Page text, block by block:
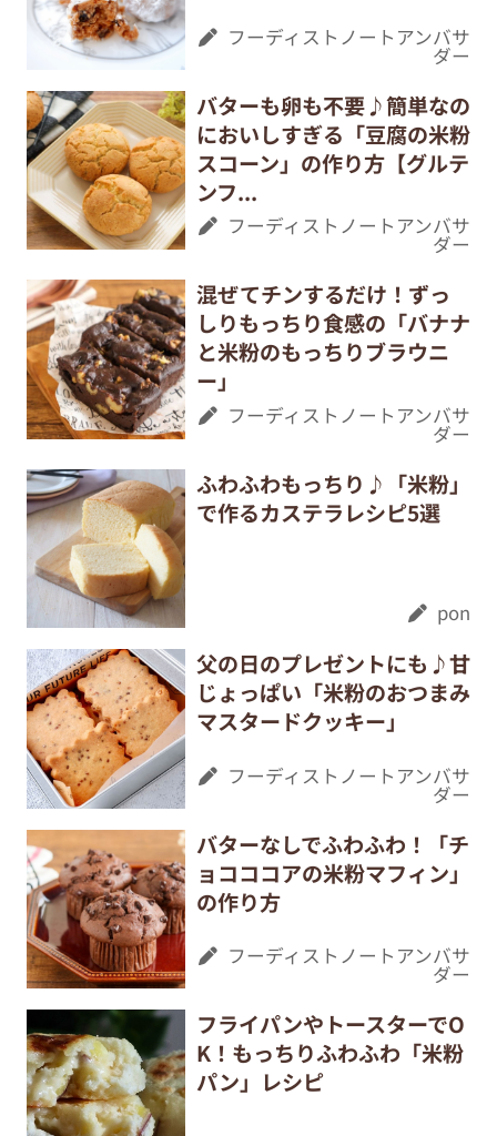
フーディストノートアンバサ
ダー
バターも卵も不要♪簡単なの
においしすぎる「豆腐の米粉
スコーン」の作り方【グルテ
ンフ...
フーディストノートアンバサ
ダー
混ぜてチンするだけ！ずっ
しりもっちり食感の「バナナ
と米粉のもっちりブラウニ
ー」
フーディストノートアンバサ
ダー
ふわふわもっちり♪「米粉」
で作るカステラレシピ5選
pon
父の日のプレゼントにも♪甘
じょっぱい「米粉のおつまみ
マスタードクッキー」
フーディストノートアンバサ
ダー
バターなしでふわふわ！「チ
ョコココアの米粉マフィン」
の作り方
フーディストノートアンバサ
ダー
フライパンやトースターでO
K！もっちりふわふわ「米粉
パン」レシピ